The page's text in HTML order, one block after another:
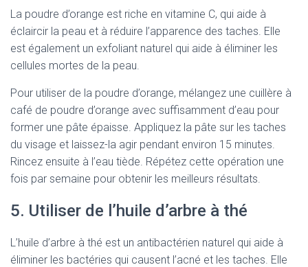
La poudre d’orange est riche en vitamine C, qui aide à
éclaircir la peau et à réduire l’apparence des taches. Elle
est également un exfoliant naturel qui aide à éliminer les
cellules mortes de la peau.
Pour utiliser de la poudre d’orange, mélangez une cuillère à
café de poudre d’orange avec suffisamment d’eau pour
former une pâte épaisse. Appliquez la pâte sur les taches
du visage et laissez-la agir pendant environ 15 minutes.
Rincez ensuite à l’eau tiède. Répétez cette opération une
fois par semaine pour obtenir les meilleurs résultats.
5. Utiliser de l’huile d’arbre à thé
L’huile d’arbre à thé est un antibactérien naturel qui aide à
éliminer les bactéries qui causent l’acné et les taches. Elle